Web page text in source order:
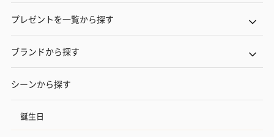
プレゼントを一覧から探す
ブランドから探す
シーンから探す
誕生日